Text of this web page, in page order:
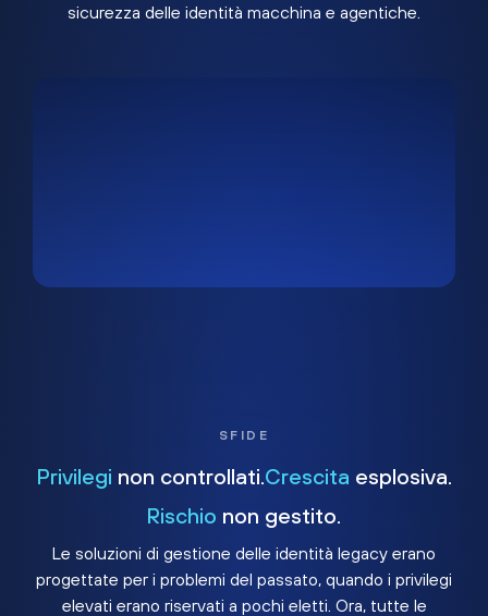
sicurezza delle identità macchina e agentiche.
SFIDE
Privilegi non controllati. Crescita esplosiva.
Rischio non gestito.
Le soluzioni di gestione delle identità legacy erano
progettate per i problemi del passato, quando i privilegi
elevati erano riservati a pochi eletti. Ora, tutte le